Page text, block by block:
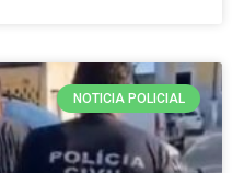
NOTICIA POLICIAL